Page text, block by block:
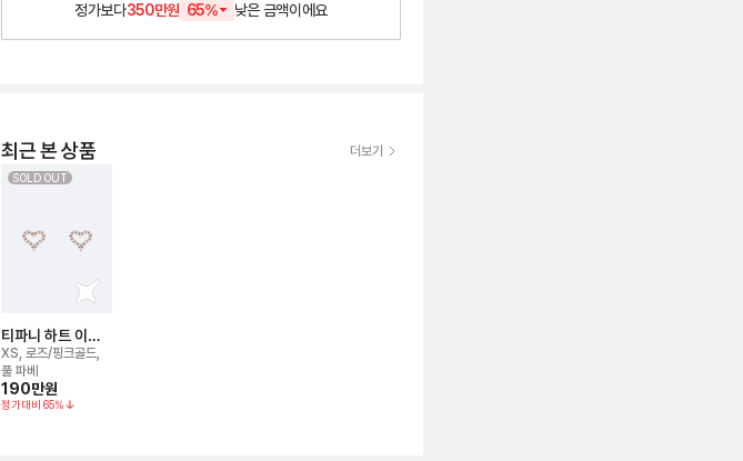
정가보다350만원 65% 낮은금액이에요
최근 본 상품 더보기
SOLD OUT
티파니 하트 이어
링
XS, 로즈/핑크골드,
풀 파베
190만원
정가대비 65%